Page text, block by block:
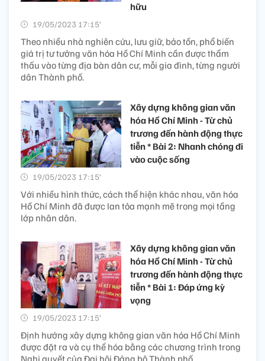
hữu
19/05/2023 17:15’
Theo nhiều nhà nghiên cứu, lưu giữ, bảo tồn, phổ biến
giá trị tư tưởng văn hóa Hồ Chí Minh cần được thẩm
thấu vào từng địa bàn dân cư, mỗi gia đình, từng người
dân Thành phố.
Xây dựng không gian văn
hóa Hồ Chí Minh - Từ chủ
trương đến hành động thực
tiễn * Bài 2: Nhanh chóng đi
vào cuộc sống
19/05/2023 17:15’
Với nhiều hình thức, cách thể hiện khác nhau, văn hóa
Hồ Chí Minh đã được lan tỏa mạnh mẽ trong mọi tầng
lớp nhân dân.
Xây dựng không gian văn
hóa Hồ Chí Minh - Từ chủ
trương đến hành động thực
tiễn * Bài 1: Đáp ứng kỳ
vọng
19/05/2023 17:15’
Định hướng xây dựng không gian văn hóa Hồ Chí Minh
được đặt ra và cụ thể hóa bằng các chương trình trong